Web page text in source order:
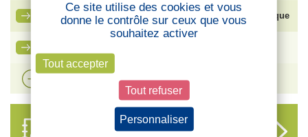
Bouygues SA – Élection du Comité Social et Économique
Voir plus d'actualités
ANNUAIRE
Ce site utilise des cookies et vous
donne le contrôle sur ceux que vous
souhaitez activer
Tout accepter
Tout refuser
Personnaliser